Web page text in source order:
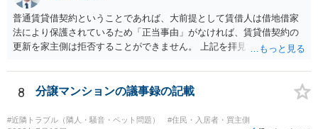
普通賃貸借契約ということであれば、大前提として賃借人は借地借家
法により保護されているため「正当事由」がなければ、賃貸借契約の
更新を家主側は拒否することができません。 上記を拝見する限り、通
定期確認させてもらないこと」が直ちに正当事由に当たるとは思えま
せんので、更新拒絶を拒否される方向性でよろしいかと存じます。 そ
みるのはいかがでしょうか。 過去に賃借人の許可なく無断で賃貸人が
8 分譲マンションの議事録の記載
#近隣トラブル（隣人・騒音・ペット問題） #住民・入居者・買主側